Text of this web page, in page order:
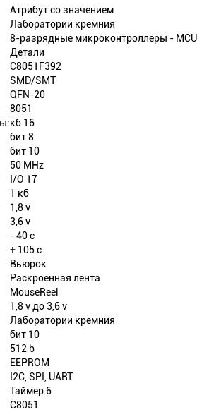
Атрибут со значением
Лаборатории кремния
8-разрядные микроконтроллеры - MCU
Детали
C8051F392
SMD/SMT
QFN-20
8051
кб 16
бит 8
бит 10
50 MHz
I/O 17
1 кб
1,8 v
3,6 v
- 40 c
+ 105 c
Вьюрок
Раскроенная лента
MouseReel
1,8 v до 3,6 v
Лаборатории кремния
бит 10
512 b
EEPROM
I2C, SPI, UART
Таймер 6
C8051